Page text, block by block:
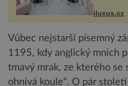
Tower a
budov
iluxus.cz
Vůbec nejstarší písemný
1195, kdy anglický mnich
tmavý mrak, ze kterého se
ohnivá koule“. O pár